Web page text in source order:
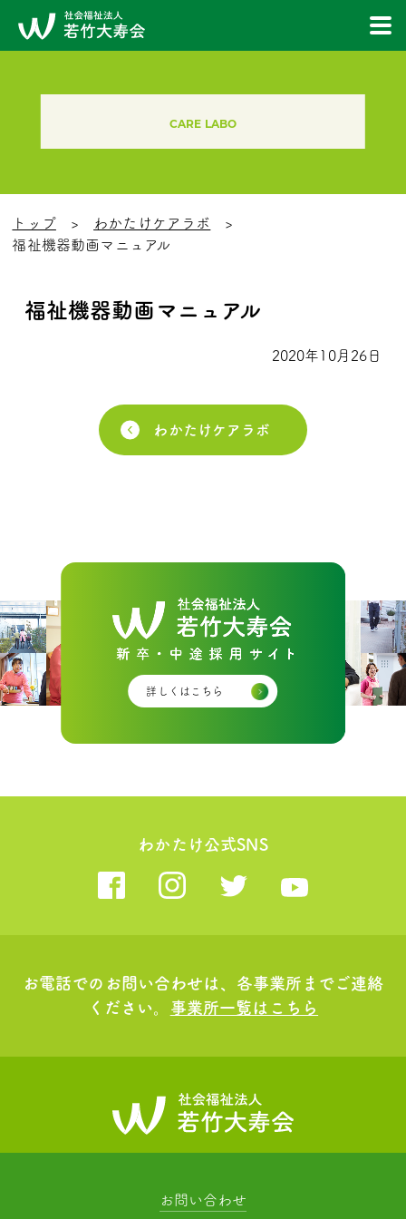
CARE LABO
トップ
わかたけケアラボ
福祉機器動画マニュアル
福祉機器動画マニュアル
2020年10月26日
わかたけケアラボ
詳しくはこちら
わかたけ公式SNS
お電話でのお問い合わせは、各事業所までご連絡
ください。 事業所一覧はこちら
お問い合わせ